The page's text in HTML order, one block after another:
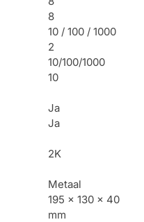
8
10 / 100 / 1000
2
10/100/1000
10
Ja
Ja
2K
Metaal
195 x 130 x 40
mm